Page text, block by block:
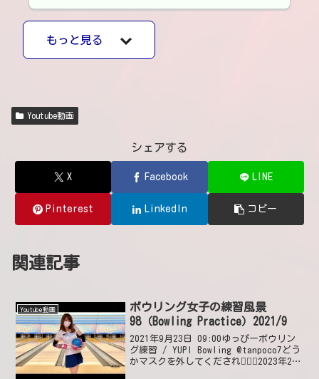
もっと見る
Youtube動画
シェアする
X Facebook LINE
Pinterest LinkedIn コピー
関連記事
Youtube動画
ボウリング女子の練習風景
98（Bowling Practice）2021/9
2021年9月23日 09:00ゆっぴーボウリン
グ練習 / YUPI Bowling @tanpoco7どう
かマスクを外してくだされ🙇🏻‍♀️2023年2月